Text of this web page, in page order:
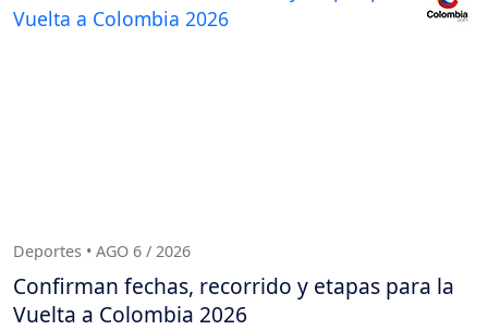
Deportes • AGO 6 / 2026
Confirman fechas, recorrido y etapas para la
Vuelta a Colombia 2026